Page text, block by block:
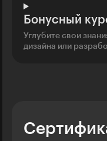
Бонусный
Углубите свои
дизайна или